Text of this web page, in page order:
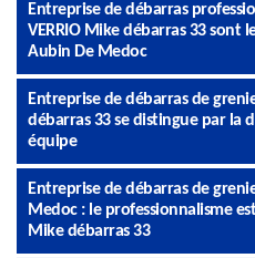
Entreprise de débarras
VERRIO Mike débarras 33 sont
Aubin De Medoc
Entreprise de débarras de
débarras 33 se distingue par la
équipe
Entreprise de débarras de
Medoc : le professionnalisme
Mike débarras 33